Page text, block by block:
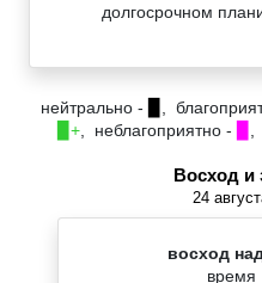
долгосрочном
нейтрально - ,
▉+, неблагоприятно -
Восход и
24
восход
время